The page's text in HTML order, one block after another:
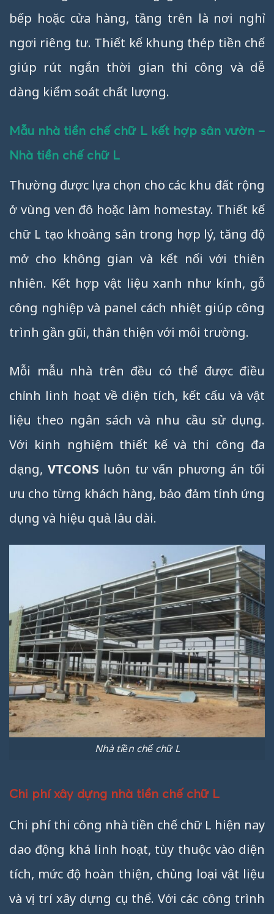
bếp hoặc cửa hàng, tầng trên là nơi nghỉ
ngơi riêng tư. Thiết kế khung thép tiền chế
giúp rút ngắn thời gian thi công và dễ
dàng kiểm soát chất lượng.
Mẫu nhà tiền chế chữ L kết hợp sân vườn –
Nhà tiền chế chữ L
Thường được lựa chọn cho các khu đất rộng
ở vùng ven đô hoặc làm homestay. Thiết kế
chữ L tạo khoảng sân trong hợp lý, tăng độ
mở cho không gian và kết nối với thiên
nhiên. Kết hợp vật liệu xanh như kính, gỗ
công nghiệp và panel cách nhiệt giúp công
trình gần gũi, thân thiện với môi trường.
Mỗi mẫu nhà trên đều có thể được điều
chỉnh linh hoạt về diện tích, kết cấu và vật
liệu theo ngân sách và nhu cầu sử dụng.
Với kinh nghiệm thiết kế và thi công đa
dạng, VTCONS luôn tư vấn phương án tối
ưu cho từng khách hàng, bảo đảm tính ứng
dụng và hiệu quả lâu dài.
Nhà tiền chế chữ L
Chi phí xây dựng nhà tiền chế chữ L
Chi phí thi công nhà tiền chế chữ L hiện nay
dao động khá linh hoạt, tùy thuộc vào diện
tích, mức độ hoàn thiện, chủng loại vật liệu
và vị trí xây dựng cụ thể. Với các công trình